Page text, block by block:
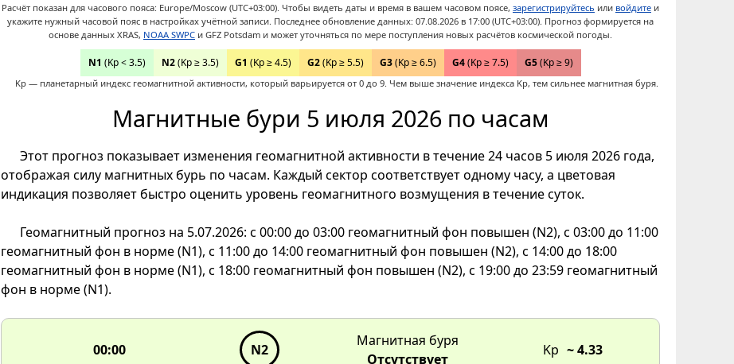
Расчёт показан для часового пояса: Europe/Moscow (UTC+03:00). Чтобы видеть даты и время в вашем часовом поясе, зарегистрируйтесь или войдите и
укажите нужный часовой пояс в настройках учётной записи. Последнее обновление данных: 07.08.2026 в 17:00 (UTC+03:00). Прогноз формируется на
основе данных XRAS, NOAA SWPC и GFZ Potsdam и может уточняться по мере поступления новых расчётов космической погоды.
N1 (Kp < 3.5) N2 (Kp ≥ 3.5) G1 (Kp ≥ 4.5) G2 (Kp ≥ 5.5) G3 (Kp ≥ 6.5) G4 (Kp ≥ 7.5) G5 (Kp ≥ 9)
Kp — планетарный индекс геомагнитной активности, который варьируется от 0 до 9. Чем выше значение индекса Kp, тем сильнее магнитная буря.
Магнитные бури 5 июля 2026 по часам
Этот прогноз показывает изменения геомагнитной активности в течение 24 часов 5 июля 2026 года,
отображая силу магнитных бурь по часам. Каждый сектор соответствует одному часу, а цветовая
индикация позволяет быстро оценить уровень геомагнитного возмущения в течение суток.
00:00
01:00
04:00
23:00
Геомагнитный прогноз на 5.07.2026: с 00:00 до 03:00 геомагнитный фон повышен (N2), с 03:00 до 11:00
геомагнитный фон в норме (N1), с 11:00 до 14:00 геомагнитный фон повышен (N2), с 14:00 до 18:00
геомагнитный фон в норме (N1), с 18:00 геомагнитный фон повышен (N2), с 19:00 до 23:59 геомагнитный
фон в норме (N1).
00:00 N2
Магнитная буря
Отсутствует
Kp ~ 4.33